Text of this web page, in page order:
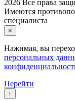
2026 Все права
Имеются
специалиста
×
Нажимая, вы
персональных
Перейти
↑